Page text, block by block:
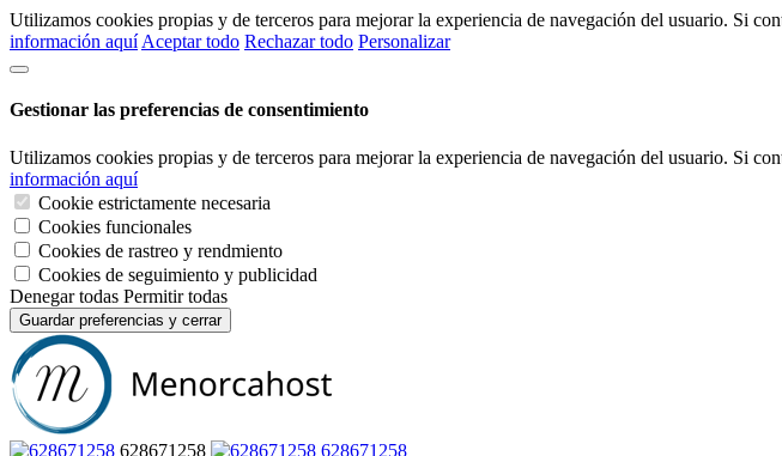
Utilizamos cookies propias y de terceros para mejorar la experiencia de navegación del usuario. Si
información aquí Aceptar todo Rechazar todo Personalizar
Gestionar las preferencias de consentimiento
Utilizamos cookies propias y de terceros para mejorar la experiencia de navegación del usuario. Si
información aquí
Cookie estrictamente necesaria
Cookies funcionales
Cookies de rastreo y rendmiento
Cookies de seguimiento y publicidad
Denegar todas Permitir todas
Guardar preferencias y cerrar
628671258
628671258